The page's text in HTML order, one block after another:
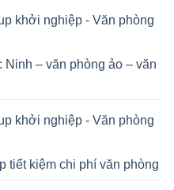
khởi nghiệp - Văn phòng
– văn phòng ảo – văn
khởi nghiệp - Văn phòng
tiết kiệm chi phí văn phòng